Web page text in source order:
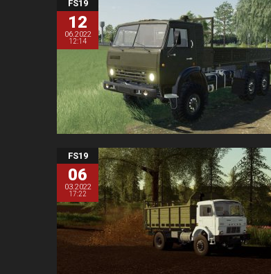
FS19
12
06.2022
12:14
FS19
06
03.2022
17:22